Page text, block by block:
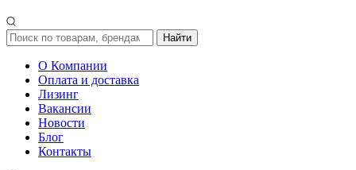
Найти
О Компании
Оплата и доставка
Лизинг
Вакансии
Новости
Блог
Контакты